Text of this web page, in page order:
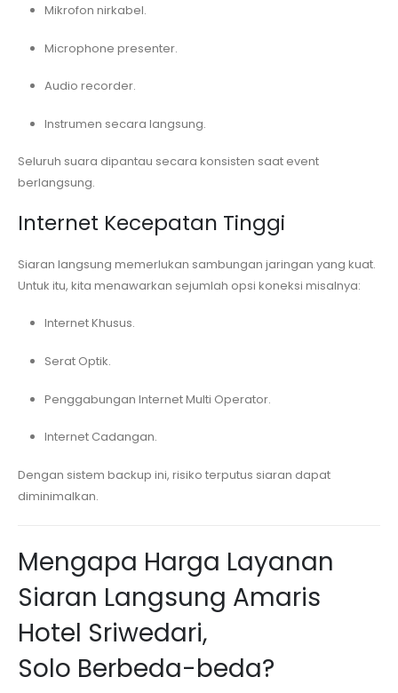
Mikrofon nirkabel.
Microphone presenter.
Audio recorder.
Instrumen secara langsung.
Seluruh suara dipantau secara konsisten saat event
berlangsung.
Internet Kecepatan Tinggi
Siaran langsung memerlukan sambungan jaringan yang kuat.
Untuk itu, kita menawarkan sejumlah opsi koneksi misalnya:
Internet Khusus.
Serat Optik.
Penggabungan Internet Multi Operator.
Internet Cadangan.
Dengan sistem backup ini, risiko terputus siaran dapat
diminimalkan.
Mengapa Harga Layanan
Siaran Langsung Amaris
Hotel Sriwedari,
Solo Berbeda-beda?